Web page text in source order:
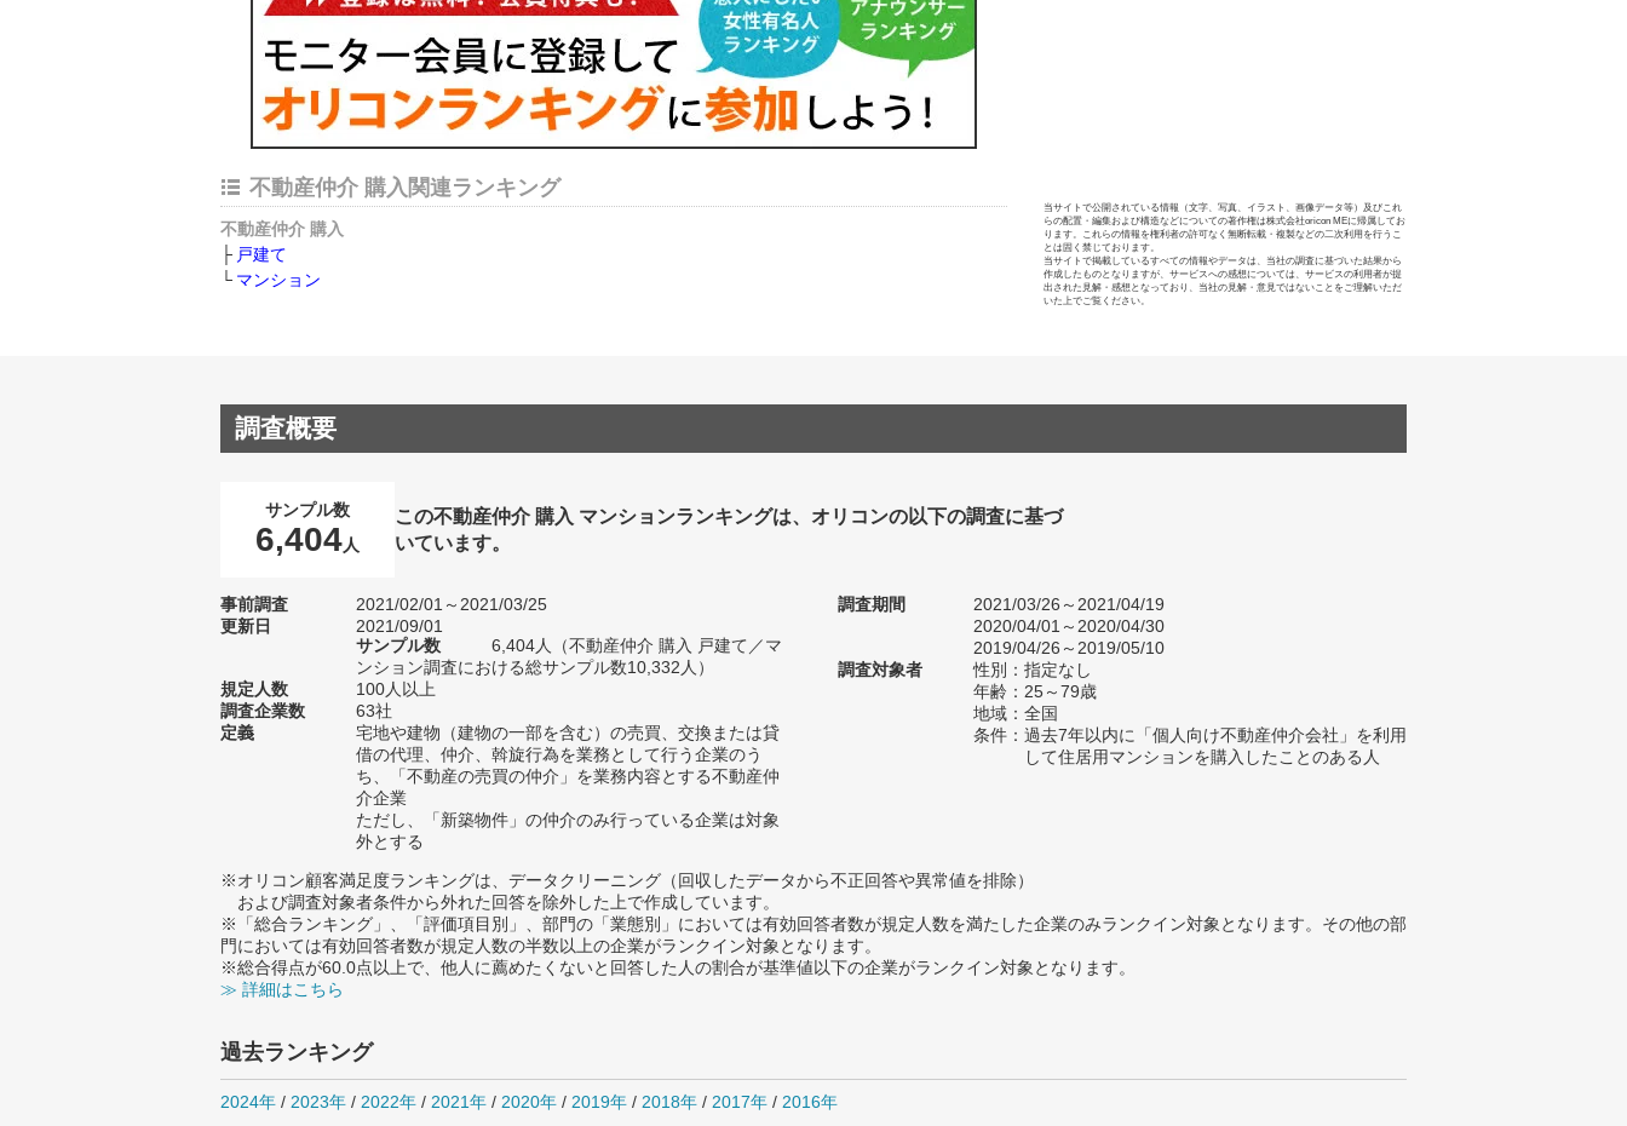
不動産仲介 購入関連ランキング
不動産仲介 購入
戸建て
マンション
当サイトで公開されている情報（文字、写真、イラスト、画像データ等）及びこれ
らの配置・編集および構造などについての著作権は株式会社oricon MEに帰属してお
ります。これらの情報を権利者の許可なく無断転載・複製などの二次利用を行うこ
とは固く禁じております。
当サイトで掲載しているすべての情報やデータは、当社の調査に基づいた結果から
作成したものとなりますが、サービスへの感想については、サービスの利用者が提
出された見解・感想となっており、当社の見解・意見ではないことをご理解いただ
いた上でご覧ください。
調査概要
サンプル数
6,404人
この不動産仲介 購入 マンションランキングは、オリコンの以下の調査に基づ
いています。
事前調査
2021/02/01～2021/03/25
更新日
2021/09/01
サンプル数
6,404人（不動産仲介 購入 戸建て／マ
ンション調査における総サンプル数10,332人）
規定人数
100人以上
調査企業数
63社
定義
宅地や建物（建物の一部を含む）の売買、交換または貸
借の代理、仲介、斡旋行為を業務として行う企業のう
ち、「不動産の売買の仲介」を業務内容とする不動産仲
介企業
ただし、「新築物件」の仲介のみ行っている企業は対象
外とする
調査期間
2021/03/26～2021/04/19
2020/04/01～2020/04/30
2019/04/26～2019/05/10
調査対象者
性別：指定なし
年齢：25～79歳
地域：全国
条件：過去7年以内に「個人向け不動産仲介会社」を利用
して住居用マンションを購入したことのある人
※オリコン顧客満足度ランキングは、データクリーニング（回収したデータから不正回答や異常値を排除）
および調査対象者条件から外れた回答を除外した上で作成しています。
※「総合ランキング」、「評価項目別」、部門の「業態別」においては有効回答者数が規定人数を満たした企業のみランクイン対象となります。その他の部
門においては有効回答者数が規定人数の半数以上の企業がランクイン対象となります。
※総合得点が60.0点以上で、他人に薦めたくないと回答した人の割合が基準値以下の企業がランクイン対象となります。
≫ 詳細はこちら
過去ランキング
2024年 / 2023年 / 2022年 / 2021年 / 2020年 / 2019年 / 2018年 / 2017年 / 2016年